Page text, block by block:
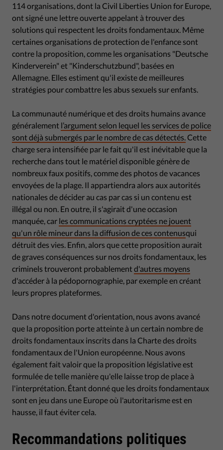
114 organisations, dont la Civil Liberties Union for Europe,
ont signé une lettre ouverte appelant à trouver des
solutions qui respectent les droits fondamentaux. Même
certaines organisations de protection de l'enfance sont
contre la proposition, comme les organisations "Deutsche
Kinderverein" et "Kinderschutzbund", basées en
Allemagne. Elles estiment qu'il existe de meilleures
stratégies pour combattre les abus sexuels sur enfants.
La communauté numérique et des droits humains avance
généralement l’argument selon lequel les services de police
sont déjà submergés par le nombre de cas détectés. Cette
charge sera intensifiée par le fait qu'il est inévitable que la
recherche dans tout le matériel disponible génère de
nombreux faux positifs, comme des photos de vacances
envoyées de la plage. Il appartiendra alors aux autorités
nationales de décider au cas par cas si un contenu est
illégal ou non. En outre, il s'agirait d'une occasion
manquée, car les communications cryptées ne jouent
qu'un rôle mineur dans la diffusion de ces contenusqui
détruit des vies. Enfin, alors que cette proposition aurait
de graves conséquences sur nos droits fondamentaux, les
criminels trouveront probablementd'autres moyens
d'accéder à la pédopornographie, par exemple en créant
leurs propres plateformes.
Dans notre document d'orientation, nous avons avancé
que la proposition porte atteinte à un certain nombre de
droits fondamentaux inscrits dans la Charte des droits
fondamentaux de l'Union européenne. Nous avons
également fait valoir que la proposition législative est
formulée de telle manière qu'elle laisse trop de place à
l'interprétation. Étant donné que les droits fondamentaux
sont en jeu dans une Europe où l'autoritarisme est en
hausse, il faut éviter cela.
Recommandations politiques